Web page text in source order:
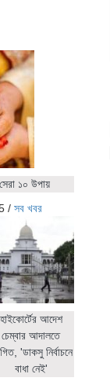
১০ উপায়
/সব খবর
হাইকোর্টের আদেশ
চেম্বার আদালতে
'ডাকসু নির্বাচনে
বাধা নেই'